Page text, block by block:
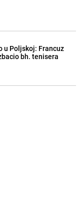
u Poljskoj: Francuz
bh. tenisera